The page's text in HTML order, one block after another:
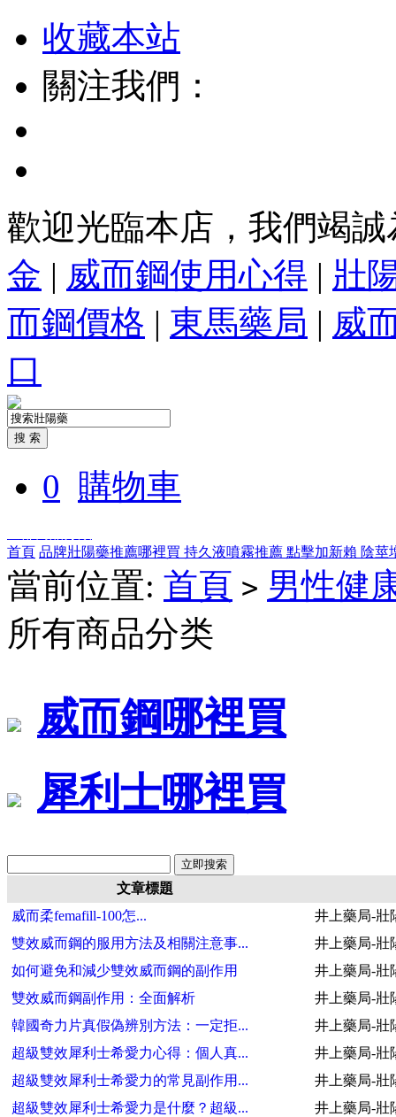
收藏本站
關注我們：
歡迎光臨本店，我們竭
金 | 威而鋼使用心得 | 壯
而鋼價格 | 東馬藥局 | 威
口
0 購物車
首頁 品牌壯陽藥推薦哪裡買 持久液噴霧推薦 點擊加新賴 陰莖
當前位置: 首頁 > 男性健
所有商品分类
威而鋼哪裡買
犀利士哪裡買
文章標題
威而柔femafill-100怎...
井上藥局-壯
雙效威而鋼的服用方法及相關注意事...
井上藥局-壯
如何避免和減少雙效威而鋼的副作用
井上藥局-壯
雙效威而鋼副作用：全面解析
井上藥局-壯
韓國奇力片真假偽辨別方法：一定拒...
井上藥局-壯
超級雙效犀利士希愛力心得：個人真...
井上藥局-壯
超級雙效犀利士希愛力的常見副作用...
井上藥局-壯
超級雙效犀利士希愛力是什麼？超級...
井上藥局-壯